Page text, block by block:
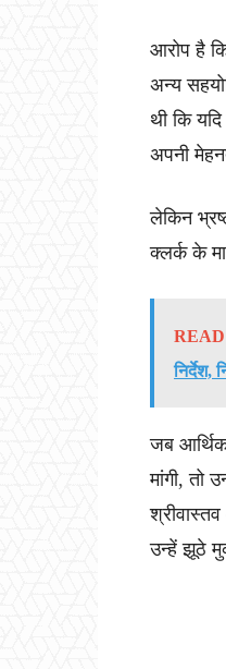
आरोप है
अन्य
थी कि
अपनी
लेकिन
क्लर्क के
निर्देश,
जब
मांगी, तो
उन्हें झूठे